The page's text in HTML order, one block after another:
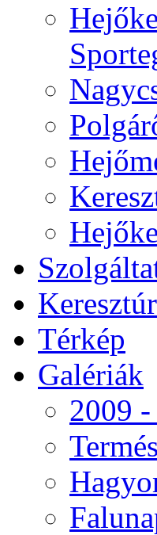
Térkép
Galériák
2009